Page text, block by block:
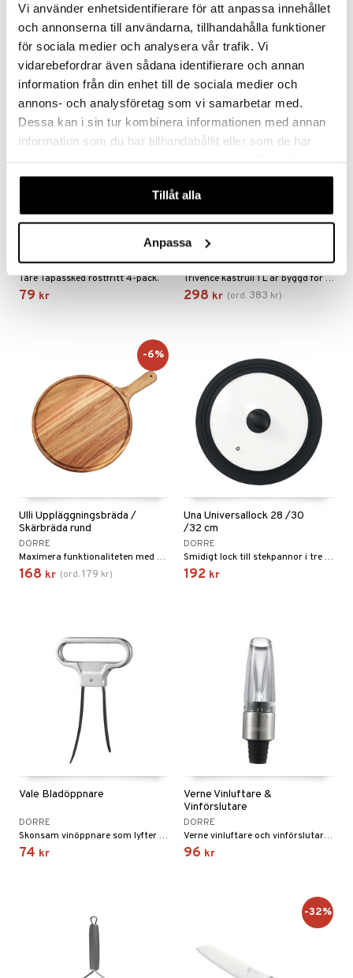
Vi använder enhetsidentifierare för att anpassa innehållet
och annonserna till användarna, tillhandahålla funktioner
för sociala medier och analysera vår trafik. Vi
vidarebefordrar även sådana identifierare och annan
information från din enhet till de sociala medier och
annons- och analysföretag som vi samarbetar med.
Dessa kan i sin tur kombinera informationen med annan
information som du har tillhandahållit eller som de har
våra cookies vid fortsatt användande av vår webbplats.
Tillåt alla
Anpassa
388 50 70
DORRE
Tåre Tapassked rostfritt 4-pack.
79 kr
Trivence Såskastrull med
Glaslock
DORRE
Trivence kastrull 1 L är byggd för snabb och jämn värmespridning.
298 kr (ord. 383 kr)
nyhet
Ulli Uppläggningsbräda /
Skärbräda rund
DORRE
Maximera funktionaliteten med vår mångsidiga uppläggsbricka!
168 kr (ord.179 kr)
-6%
Una Universallock 28 /30
/32 cm
DORRE
Smidigt lock till stekpannor i tre olika storlekar.
192 kr
Vale Bladöppnare
DORRE
Skonsam vinöppnare som lyfter korken utan att skada den.
74 kr
Verne Vinluftare &
Vinförslutare
DORRE
Verne vinluftare och vinförslutare i ett ger både bättre arom och längre hållbarhet på ett enkelt sätt.
96 kr
-32%